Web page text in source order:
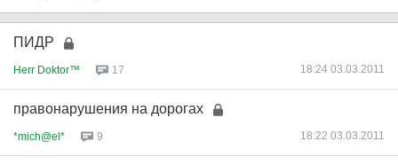
ПИДР
Herr Doktor™ 17 18:24 03.03.2011
правонарушения на дорогах
*mich@el* 9 18:22 03.03.2011